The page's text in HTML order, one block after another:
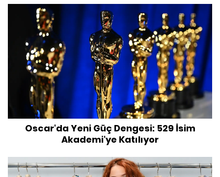
Oscar'da Yeni Güç Dengesi: 529 İsim
Akademi'ye Katılıyor